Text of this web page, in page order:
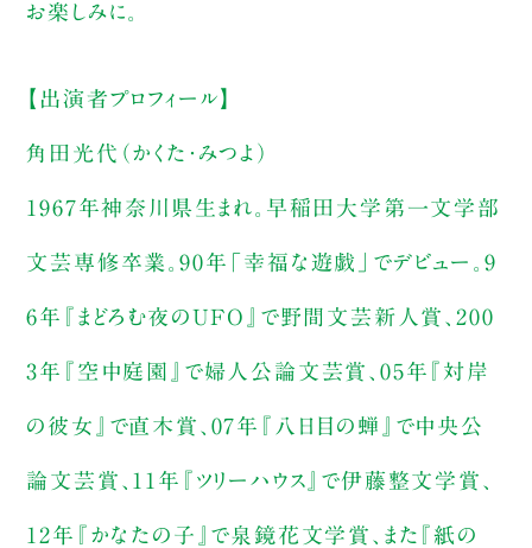
お楽しみに。
【出演者プロフィール】
角田光代（かくた・みつよ）
1967年神奈川県生まれ。早稲田大学第一文学部
文芸専修卒業。90年「幸福な遊戯」でデビュー。9
6年『まどろむ夜のUFO』で野間文芸新人賞、200
3年『空中庭園』で婦人公論文芸賞、05年『対岸
の彼女』で直木賞、07年『八日目の蝉』で中央公
論文芸賞、11年『ツリーハウス』で伊藤整文学賞、
12年『かなたの子』で泉鏡花文学賞、また『紙の